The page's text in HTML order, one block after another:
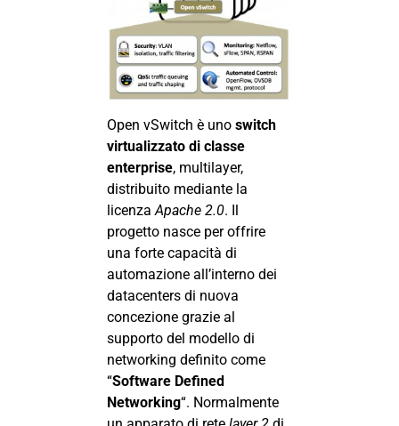
Open vSwitch è uno switch
virtualizzato di classe
enterprise, multilayer,
distribuito mediante la
licenzaApache 2.0. Il
progetto nasce per offrire
una forte capacità di
automazione all’interno dei
datacenters di nuova
concezione grazie al
supporto del modello di
networking definito come
“Software Defined
Networking“. Normalmente